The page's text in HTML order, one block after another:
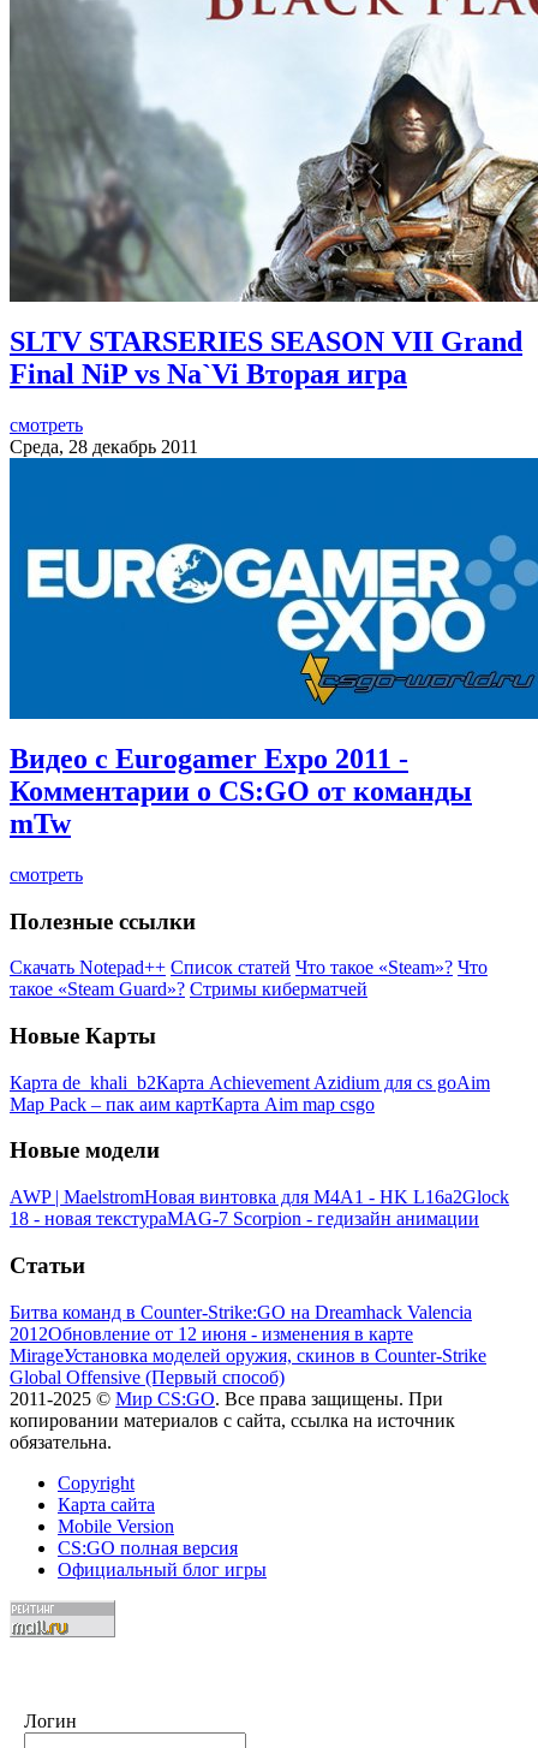
SLTV STARSERIES SEASON VII Grand
Final NiP vs Na`Vi Вторая игра
смотреть
Среда, 28 декабрь 2011
Видео c Eurogamer Expo 2011 -
Комментарии о CS:GO от команды
mTw
смотреть
Полезные ссылки
Скачать Notepad++ Список статей Что такое «Steam»? Что
такое «Steam Guard»? Стримы киберматчей
Новые Карты
Карта de_khali_b2Карта Achievement Azidium для cs goAim
Map Pack – пак аим картКарта Aim map csgo
Новые модели
AWP | MaelstromНовая винтовка для M4A1 - HK L16a2Glock
18 - новая текстураMAG-7 Scorpion - гедизайн анимации
Статьи
Битва команд в Counter-Strike:GO на Dreamhack Valencia
2012Обновление от 12 июня - изменения в карте
MirageУстановка моделей оружия, скинов в Counter-Strike
Global Offensive (Первый способ)
2011-2025 © Мир CS:GO. Все права защищены. При
копировании материалов с сайта, ссылка на источник
обязательна.
Copyright
Карта сайта
Mobile Version
CS:GO полная версия
Официальный блог игры
Логин